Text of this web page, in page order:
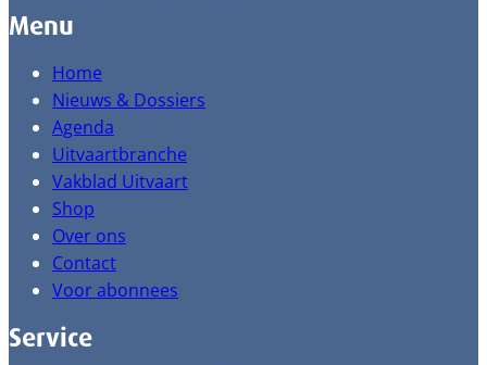
Menu
Home
Nieuws & Dossiers
Agenda
Uitvaartbranche
Vakblad Uitvaart
Shop
Over ons
Contact
Voor abonnees
Service